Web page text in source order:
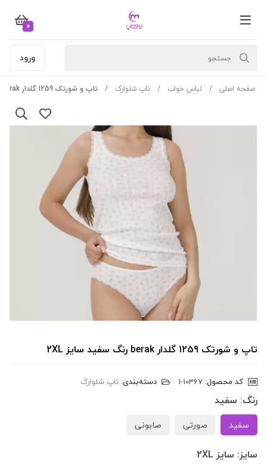
0
ورود
صفحه اصلی لباس خواب تاپ شلوارک تاپ و شورتک 1259 گلدار berak رنگ سفید سایز 2XL
تاپ و شورتک 1259 گلدار berak رنگ سفید سایز 2XL
کد محصول: دسته‌بندی: تاپ شلوارک
رنگ: سفید
سفید صورتی صابونی
سایز: سایز 2XL